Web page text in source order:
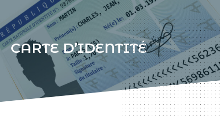
CARTE D’IDENTITÉ